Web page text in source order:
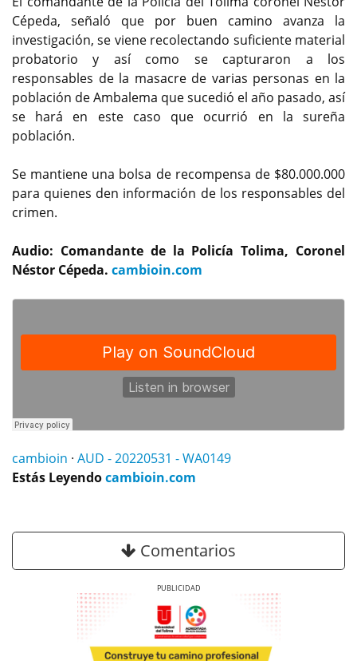
Cépeda, señaló que por buen camino avanza la
investigación, se viene recolectando suficiente material
probatorio y así como se capturaron a los
responsables de la masacre de varias personas en la
población de Ambalema que sucedió el año pasado, así
se hará en este caso que ocurrió en la sureña
población.
Se mantiene una bolsa de recompensa de $80.000.000
para quienes den información de los responsables del
crimen.
Audio: Comandante de la Policía Tolima, Coronel
Néstor Cépeda. cambioin.com
cambioin · AUD - 20220531 - WA0149
Estás Leyendocambioin.com
Comentarios